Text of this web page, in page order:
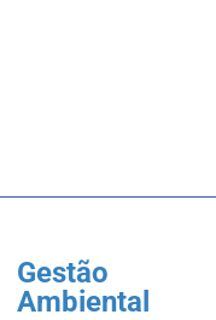
Gestão
Ambiental